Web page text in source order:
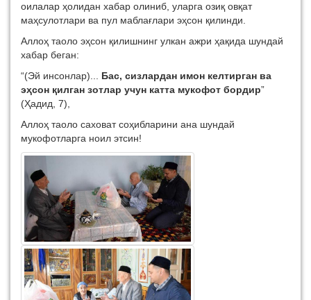
оилалар ҳолидан хабар олиниб, уларга озиқ овқат
маҳсулотлари ва пул маблағлари эҳсон қилинди.
Аллоҳ таоло эҳсон қилишнинг улкан ажри ҳақида шундай
хабар беган:
“(Эй инсонлар)... Бас, сизлардан имон келтирган ва
эҳсон қилган зотлар учун катта мукофот бордир”
(Ҳадид, 7),
Аллоҳ таоло саховат соҳибларини ана шундай
мукофотларга ноил этсин!